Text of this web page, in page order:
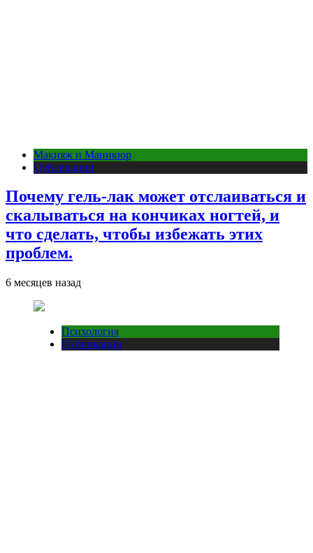
Макияж и Маникюр
Публикации
Почему гель-лак может отслаиваться и
скалываться на кончиках ногтей, и
что сделать, чтобы избежать этих
проблем.
6 месяцев назад
Психология
Публикации